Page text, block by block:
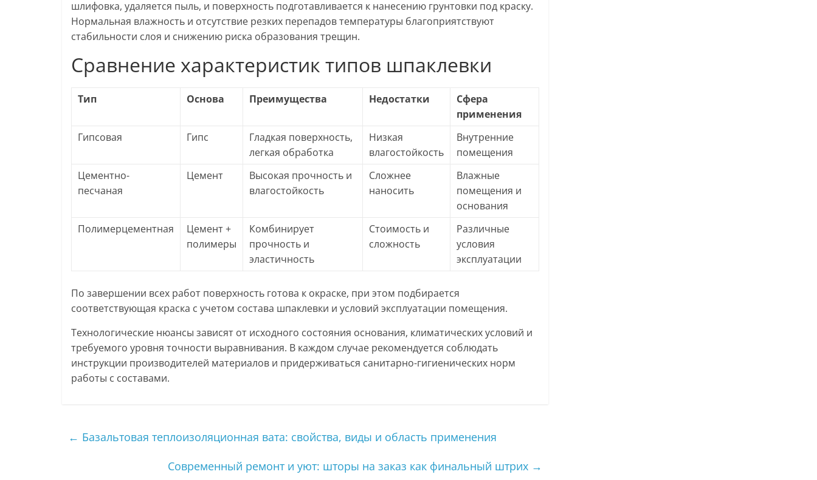
шлифовка, удаляется пыль, и поверхность подготавливается к нанесению грунтовки под краску.
Нормальная влажность и отсутствие резких перепадов температуры благоприятствуют
стабильности слоя и снижению риска образования трещин.
Сравнение характеристик типов шпаклевки
Тип Основа Преимущества Недостатки
Сфера
применения
Гипсовая
Гипс
Гладкая поверхность,
легкая обработка
Низкая
влагостойкость
Внутренние
помещения
Цементно-
песчаная
Цемент
Высокая прочность и
влагостойкость
Сложнее
наносить
Влажные
помещения и
основания
Полимерцементная
Цемент +
полимеры
Комбинирует
прочность и
эластичность
Стоимость и
сложность
Различные
условия
эксплуатации
По завершении всех работ поверхность готова к окраске, при этом подбирается
соответствующая краска с учетом состава шпаклевки и условий эксплуатации помещения.
Технологические нюансы зависят от исходного состояния основания, климатических условий и
требуемого уровня точности выравнивания. В каждом случае рекомендуется соблюдать
инструкции производителей материалов и придерживаться санитарно-гигиенических норм
работы с составами.
← Базальтовая теплоизоляционная вата: свойства, виды и область применения
Современный ремонт и уют: шторы на заказ как финальный штрих →